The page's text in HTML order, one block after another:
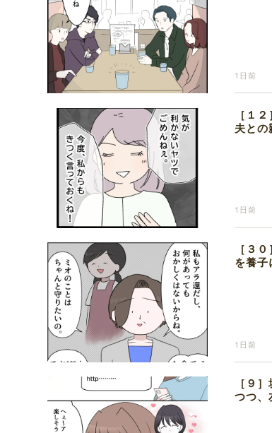
1日前
［１
夫と
1日前
［３
を養
1日前
［９
つつ、